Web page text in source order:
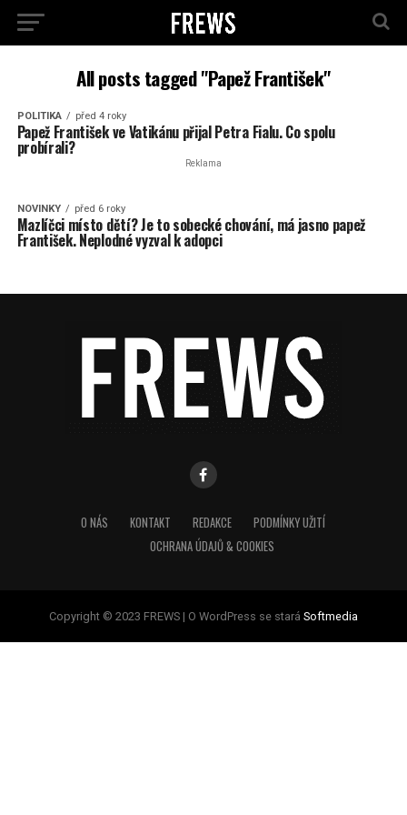
All posts tagged "Papež František"
POLITIKA před 4 roky
Papež František ve Vatikánu přijal Petra Fialu. Co spolu
probírali?
Reklama
NOVINKY před 6 roky
Mazlíčci místo dětí? Je to sobecké chování, má jasno papež
František. Neplodné vyzval k adopci
O NÁS KONTAKT REDAKCE
PODMÍNKY UŽITÍ
OCHRANA ÚDAJŮ & COOKIES
Copyright © 2023 FREWS | O WordPress se stará Softmedia